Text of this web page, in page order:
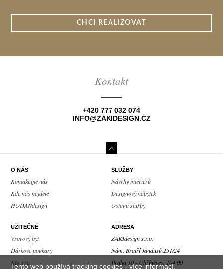
CHCI REALIZOVAT
Kontakt
+420 777 032 074
INFO@ZAKIDESIGN.CZ
O NÁS
Kontaktujte nás
Kde nás najdete
HODANdesign
SLUŽBY
Návrhy interiérů
Designový nábytek
Ostatní služby
UŽITEČNÉ
Vzorový byt
Dárkové poukazy
Kariéra
ADRESA
ZAKIdesign s.r.o.
Nám. Bratří Jandusů 251/24
Praha 10 - Uhříněves, 104 00
Tento web používá tracking cookies -více informací.